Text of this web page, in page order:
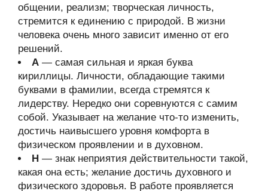
общении, реализм; творческая личность,
стремится к единению с природой. В жизни
человека очень много зависит именно от его
решений.
А — самая сильная и яркая буква
кириллицы. Личности, обладающие такими
буквами в фамилии, всегда стремятся к
лидерству. Нередко они соревнуются с самим
собой. Указывает на желание что-то изменить,
достичь наивысшего уровня комфорта в
физическом проявлении и в духовном.
Н — знак неприятия действительности такой,
какая она есть; желание достичь духовного и
физического здоровья. В работе проявляется